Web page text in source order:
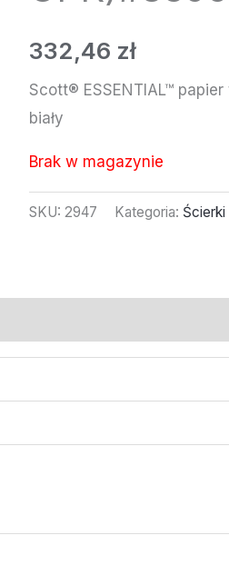
332,46 zł
Scott® ESSENTIAL™
biały
Brak w magazynie
SKU: 2947 Kategoria: Ścierki